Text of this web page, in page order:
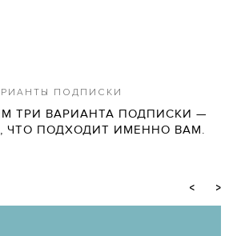
ПОДПИСКИ
ТРИ ВАРИАНТА ПОДПИСКИ —
ЧТО ПОДХОДИТ ИМЕННО ВАМ.
< >